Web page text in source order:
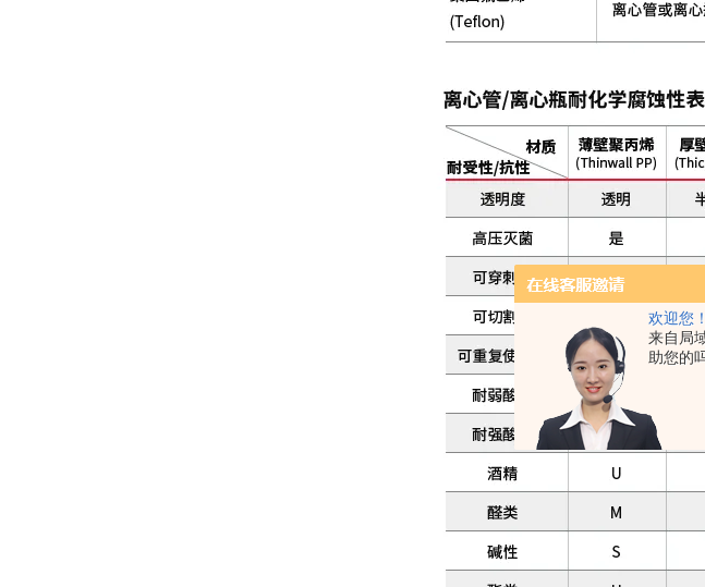
欢迎您！
来自局
助您的